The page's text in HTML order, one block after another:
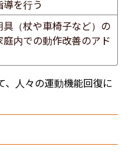
を行う
（杖や車椅子など）の
内での動作改善のアド
、人々の運動機能回復に